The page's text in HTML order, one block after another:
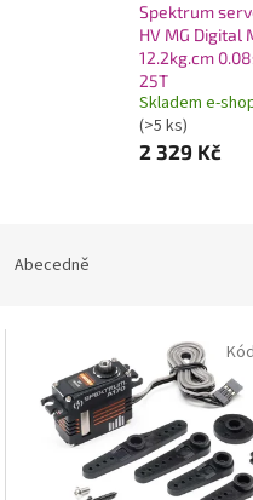
Spektrum
HV MG Digital
12.2kg.cm
25T
Skladem e-
(>5 ks)
2 329 Kč
Abecedně